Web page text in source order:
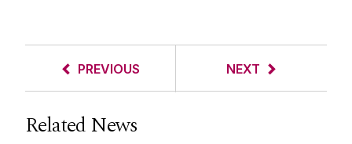
PREVIOUS NEXT
Related News